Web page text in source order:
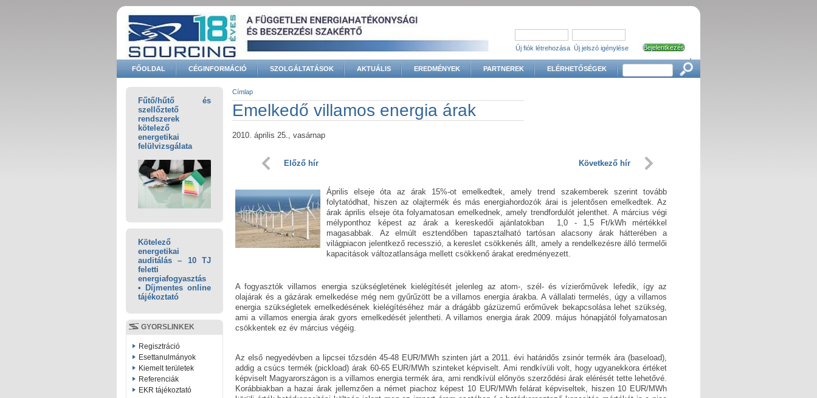
Új fiók létrehozása Új jelszó igénylése
'
FŐOLDAL CÉGINFORMÁCIÓ SZOLGÁLTATÁSOK AKTUÁLIS EREDMÉNYEK PARTNEREK ELÉRHETŐSÉGEK
Keresés űrlap
Keresés
Fűtő/hűtő és
szellőztető
rendszerek
kötelező
energetikai
felülvizsgálata
Kötelező
energetikai
auditálás – 10 TJ
feletti
energiafogyasztás
• Díjmentes online
tájékoztató
GYORSLINKEK
Regisztráció
Esettanulmányok
Kiemelt területek
Referenciák
EKR tájékoztató
Jelenlegi hely
Címlap
Emelkedő villamos energia árak
2010. április 25., vasárnap
Előző hír Következő hír
Április elseje óta az árak 15%-ot emelkedtek, amely trend szakemberek szerint tovább
folytatódhat, hiszen az olajtermék és más energiahordozók árai is jelentősen emelkedtek. Az
árak április elseje óta folyamatosan emelkednek, amely trendfordulót jelenthet. A március végi
mélyponthoz képest az árak a kereskedői ajánlatokban 1,0 - 1,5 Ft/kWh mértékkel
magasabbak. Az elmúlt esztendőben tapasztalható tartósan alacsony árak hátterében a
világpiacon jelentkező recesszió, a kereslet csökkenés állt, amely a rendelkezésre álló termelői
kapacitások változatlansága mellett csökkenő árakat eredményezett.
A fogyasztók villamos energia szükségletének kielégítését jelenleg az atom-, szél- és vízierőművek lefedik, így az
olajárak és a gázárak emelkedése még nem gyűrűzött be a villamos energia árakba. A vállalati termelés, úgy a villamos
energia szükségletek emelkedésének kielégítéséhez már a drágább gázüzemű erőművek bekapcsolása lehet szükség,
ami a villamos energia árak gyors emelkedését jelentheti. A villamos energia árak 2009. május hónapjától folyamatosan
csökkentek ez év március végéig.
Az első negyedévben a lipcsei tőzsdén 45-48 EUR/MWh szinten járt a 2011. évi határidős zsinór termék ára (baseload),
addig a csúcs termék (pickload) árak 60-65 EUR/MWh szinteket képviselt. Ami rendkívüli volt, hogy ugyanekkora értéket
képviselt Magyarországon is a villamos energia termék ára, ami rendkívül előnyös szerződési árak elérését tette lehetővé.
Korábbiakban a hazai árak jellemzően a német piachoz képest 10 EUR/MWh felárat képviseltek, hiszen 10 EUR/MWh